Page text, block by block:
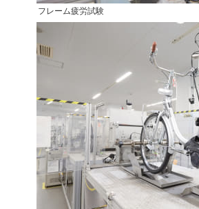
フレーム疲労試験